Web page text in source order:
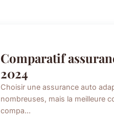
Comparatif
2024
Choisir une assurance auto
nombreuses, mais la meilleure
compa...